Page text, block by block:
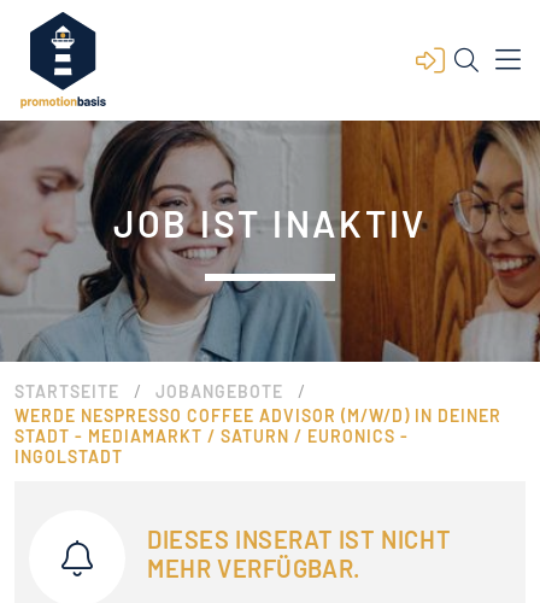
JOB IST INAKTIV
STARTSEITE / JOBANGEBOTE /
WERDE NESPRESSO COFFEE ADVISOR (M/W/D) IN DEINER
STADT - MEDIAMARKT / SATURN / EURONICS -
INGOLSTADT
DIESES INSERAT IST NICHT
MEHR VERFÜGBAR.